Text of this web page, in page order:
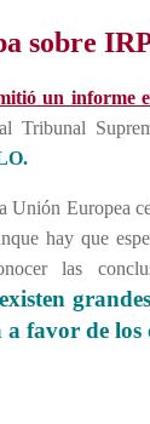
sobre
un informe
Tribunal
Unión Europea
hay que
las
existen
favor de los